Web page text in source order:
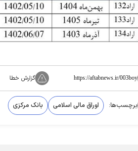
https://aftabnews.ir/003boy گزارش خطا
برچسب‌ها: اوراق مالی اسلامی بانک مرکزی